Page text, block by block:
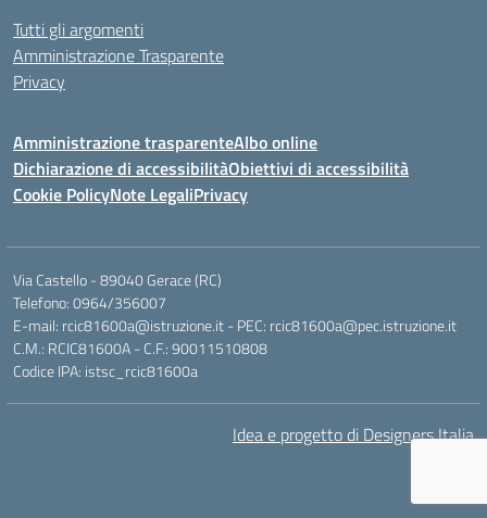
Tutti gli argomenti
Amministrazione Trasparente
Privacy
Amministrazione trasparenteAlbo online
Dichiarazione di accessibilitàObiettivi di accessibilità
Cookie PolicyNote LegaliPrivacy
Via Castello - 89040 Gerace (RC)
Telefono: 0964/356007
E-mail: rcic81600a@istruzione.it - PEC: rcic81600a@pec.istruzione.it
C.M.: RCIC81600A - C.F.: 90011510808
Codice IPA: istsc_rcic81600a
Idea e progetto di Designers Italia